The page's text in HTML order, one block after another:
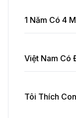
1 Năm Có 4
Việt Nam Có
Tôi Thích